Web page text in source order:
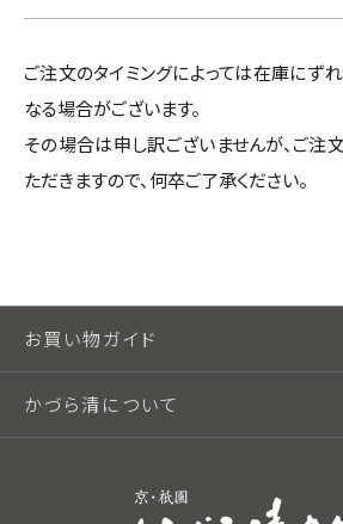
ご注文のタイミングによっては在庫にず
なる場合がございます。
その場合は申し訳ございませんが、ご注
ただきますので、何卒ご了承ください。
お買い物ガイド
かづら清について